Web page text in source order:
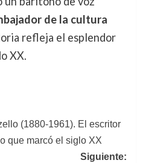
de la cultura
refleja el esplendor
XX.
(1880-1961). El escritor
que marcó el siglo XX
Siguiente: